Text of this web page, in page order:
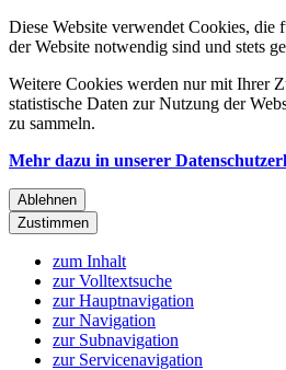
Diese Website verwendet Cookies, die
der Website notwendig sind und stets
Weitere Cookies werden nur mit Ihrer
statistische Daten zur Nutzung der
zu sammeln.
Mehr dazu in unserer
Ablehnen
Zustimmen
zum Inhalt
zur Volltextsuche
zur Hauptnavigation
zur Navigation
zur Subnavigation
zur Servicenavigation